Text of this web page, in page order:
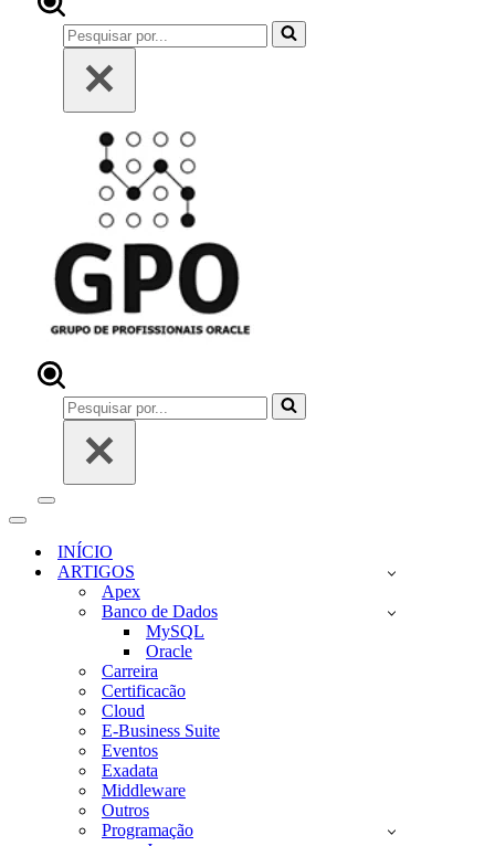
Pesquisar
por...
Pesquisar
por...
Menu
navegação
Menu
navegaçãoINÍCIO
ARTIGOS
Apex
Banco de Dados
MySQL
Oracle
Carreira
Certificacão
Cloud
E-Business Suite
Eventos
Exadata
Middleware
Outros
Programação